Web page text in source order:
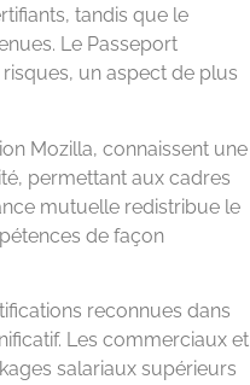
tandis que le
Le Passeport
un aspect de plus
Mozilla, connaissent une
permettant aux cadres
mutuelle redistribue le
de façon
reconnues dans
Les commerciaux et
salariaux supérieurs